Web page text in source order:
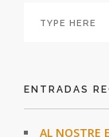
ENTRADAS
AL NOSTRE